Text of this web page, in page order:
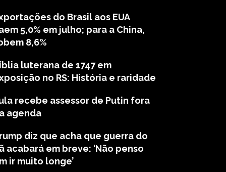
do Brasil aos EUA
5,0% em julho; para a China,
8,6%
luterana de 1747 em
no RS: História e raridade
recebe assessor de Putin fora
agenda
diz que acha que guerra do
acabará em breve: ‘Não penso
ir muito longe’